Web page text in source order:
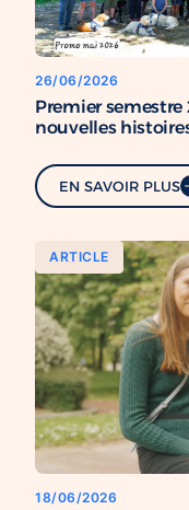
26/06/2026
Premier semestre
nouvelles
EN SAVOIR PLUS
ARTICLE
18/06/2026